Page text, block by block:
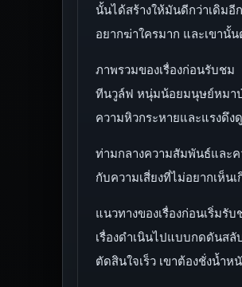
นั้นได้สร้างให้มันดีกว่าเดิมอี
อยากฆ่าใครมาก และเขานั้
ภาพรวมของเรื่องก่อนรับชม
ทีนวูล์ฟ หนุ่มน้อยมนุษย์หมาป่
ความหิวกระหายและแรงดึ
ท่ามกลางความสัมพันธ์และค
กับความเสี่ยงที่ไม่อยากเห็น
แนวทางของเรื่องก่อนเริ่มรับ
เรื่องดำเนินไปแบบกดดันส
ตัดสินใจเร็ว เขาต้องชั่งน้ำห